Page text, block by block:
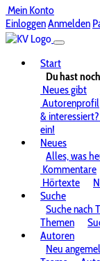
Mein Konto
EinloggenAnmelden
Start
Du hast
Neues gibt
Autorenprofil
&
ein!
Neues
Alles, was
Kommentare
Hörtexte
Suche
Suche nach
Themen
Autoren
Neu